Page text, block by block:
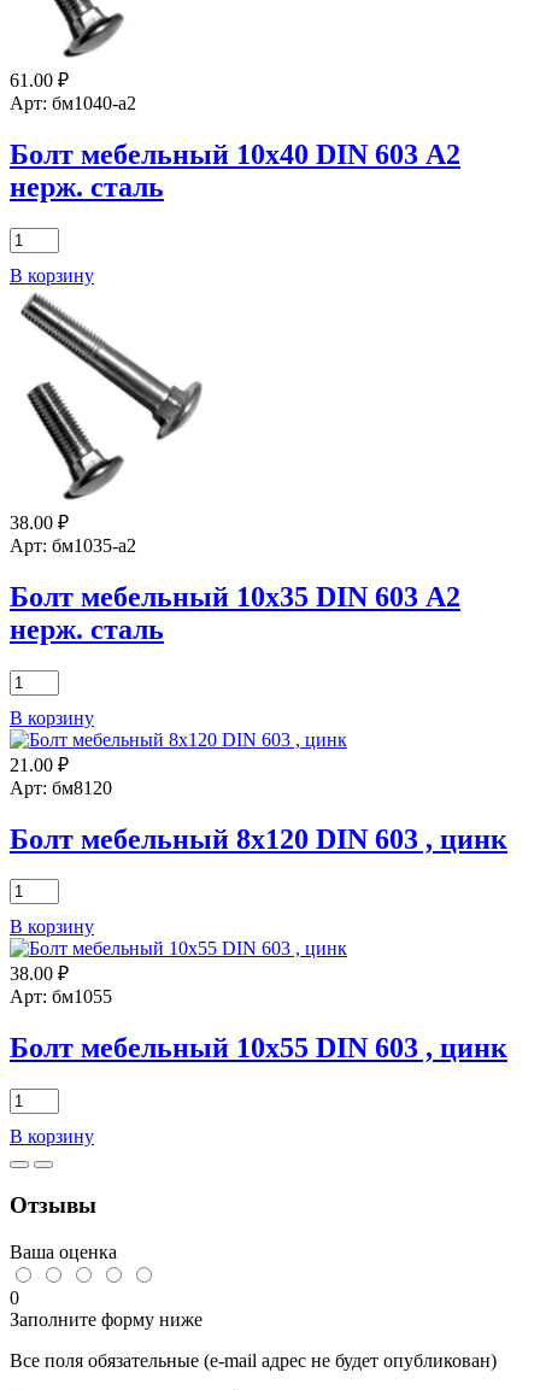
61.00 ₽
Арт: бм1040-а2
Болт мебельный 10х40 DIN 603 А2
нерж. сталь
Количество
товара
Болт
мебельный
10х40
А2
нерж.
сталь
В корзину
38.00 ₽
Арт: бм1035-а2
Болт мебельный 10х35 DIN 603 А2
нерж. сталь
Количество
товара
Болт
мебельный
10х35
DIN
А2
нерж.
сталь
В корзину
21.00 ₽
Арт: бм8120
Болт мебельный 8х120 DIN 603 , цинк
Количество
товара
Болт
мебельный
8х120
DIN
,
цинк
В корзину
38.00 ₽
Арт: бм1055
Болт мебельный 10х55 DIN 603 , цинк
Количество
товара
Болт
мебельный
DIN
,
цинк
В корзину
Отзывы
Ваша оценка
0
Заполните форму ниже
Все поля обязательные (e-mail адрес не будет опубликован)